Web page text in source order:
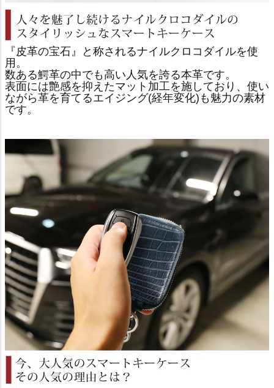
『皮革の宝石』と称されるナイルクロコダイルを使
用。
数ある鰐革の中でも高い人気を誇る本革です。
表面には艶感を抑えたマット加工を施しており、使い
ながら革を育てるエイジング(経年変化)も魅力の素材
です。